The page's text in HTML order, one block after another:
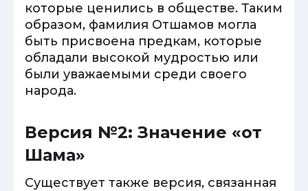
которые ценились в обществе. Таким
образом, фамилия Отшамов могла
быть присвоена предкам, которые
обладали высокой мудростью или
были уважаемыми среди своего
народа.
Версия №2: Значение «от
Шама»
Существует также версия, связанная